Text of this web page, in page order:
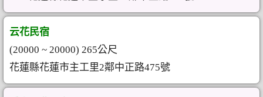
云花民宿
(20000 ~ 20000) 265公尺
花蓮縣花蓮市主工里2鄰中正路475號